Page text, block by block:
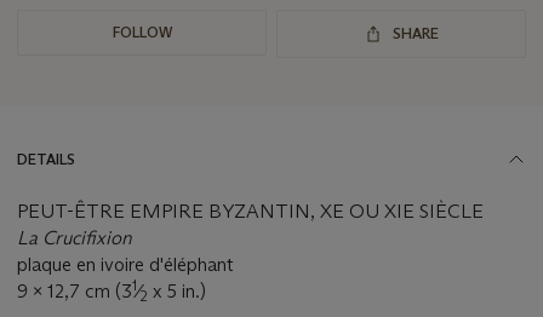
FOLLOW SHARE
DETAILS
PEUT-ÊTRE EMPIRE BYZANTIN, XE OU XIE SIÈCLE
La Crucifixion
plaque en ivoire d'éléphant
9 x 12,7 cm (31⁄2 x 5 in.)